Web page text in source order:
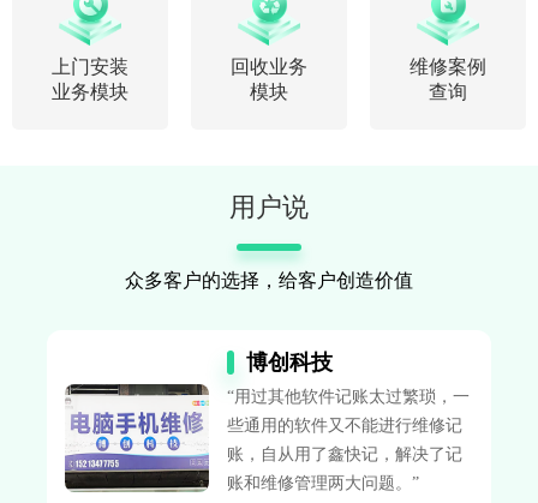
上门安装
业务模块
回收业务
模块
维修案例
查询
用户说
众多客户的选择，给客户创造价值
博创科技
“用过其他软件记账太过繁琐，一
些通用的软件又不能进行维修记
账，自从用了鑫快记，解决了记
账和维修管理两大问题。”